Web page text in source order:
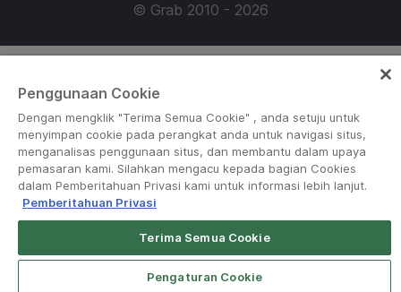
© Grab 2010 - 2026
Grab Driver for Android
Penggunaan Cookie
Dengan mengklik "Terima Semua Cookie" , anda setuju untuk
menyimpan cookie pada perangkat anda untuk navigasi situs,
menganalisas penggunaan situs, dan membantu dalam upaya
pemasaran kami. Silahkan mengacu kepada bagian Cookies
dalam Pemberitahuan Privasi kami untuk informasi lebih lanjut.
Pemberitahuan Privasi
Terima Semua Cookie
Pengaturan Cookie